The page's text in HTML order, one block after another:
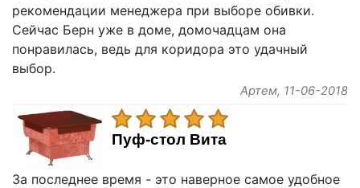
рекомендации менеджера при выборе обивки.
Сейчас Берн уже в доме, домочадцам она
понравилась, ведь для коридора это удачный
выбор.
Артем, 11-06-2018
Пуф-стол Вита
За последнее время - это наверное самое удобное